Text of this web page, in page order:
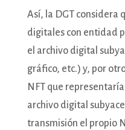
Así, la DGT considera
digitales con entidad
el archivo digital
gráfico, etc.) y, por
NFT que
archivo digital
transmisión el propio